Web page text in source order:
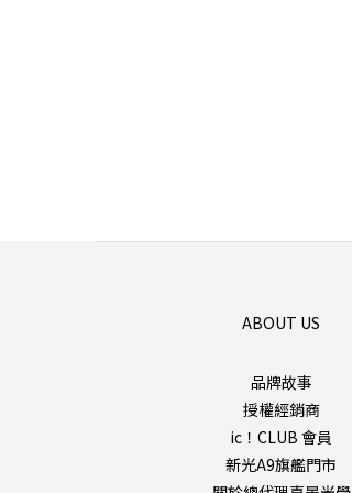
ABOUT US
品牌故事
授權經銷商
ic！CLUB 會員
新光A9旗艦門市